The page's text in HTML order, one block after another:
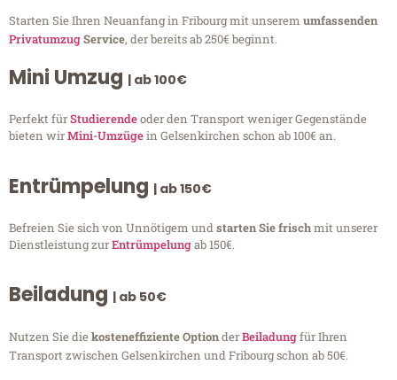
Starten Sie Ihren Neuanfang in Fribourg mit unserem umfassenden
PrivatumzugService, der bereits ab 250€ beginnt.
Mini Umzug | ab 100€
Perfekt fürStudierendeoder den Transport weniger Gegenstände
bieten wirMini-Umzügein Gelsenkirchen schon ab 100€ an.
Entrümpelung | ab 150€
Befreien Sie sich von Unnötigem undstarten Sie frischmit unserer
Dienstleistung zurEntrümpelungab 150€.
Beiladung | ab 50€
Nutzen Sie diekosteneffiziente OptionderBeiladungfür Ihren
Transport zwischen Gelsenkirchen und Fribourg schon ab 50€.